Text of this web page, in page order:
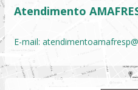
Atendimento
E-mail: